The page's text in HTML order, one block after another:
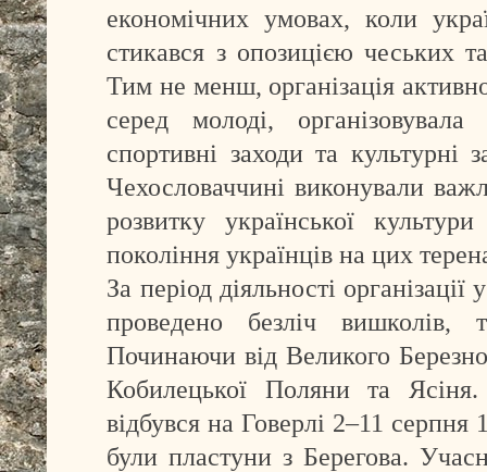
економічних умовах, коли
стикався з опозицією чеських
Тим не менш, організація
серед молоді,
спортивні заходи та культурні
Чехословаччині виконували
розвитку української
покоління українців на цих
За період діяльності
проведено безліч вишколів,
Починаючи від Великого
Кобилецької Поляни та
відбувся на Говерлі 2–11
були пластуни з Берегова.